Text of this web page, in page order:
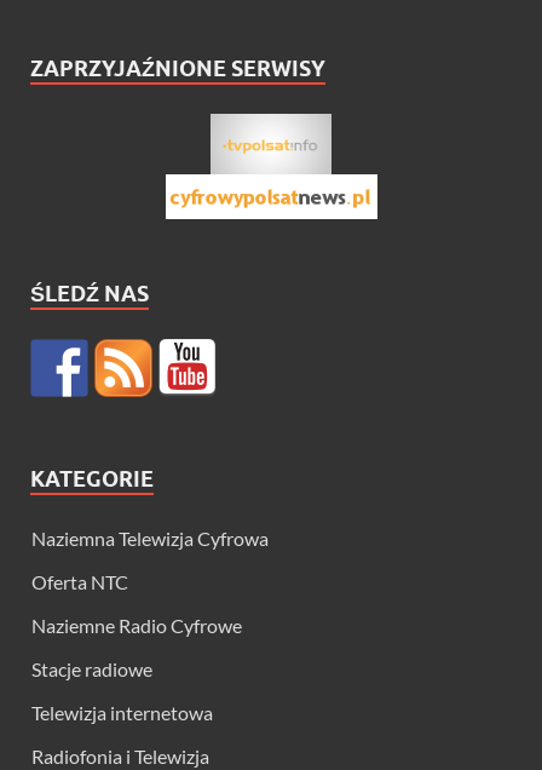
ZAPRZYJAŹNIONE SERWISY
ŚLEDŹ NAS
KATEGORIE
Naziemna Telewizja Cyfrowa
Oferta NTC
Naziemne Radio Cyfrowe
Stacje radiowe
Telewizja internetowa
Radiofonia i Telewizja